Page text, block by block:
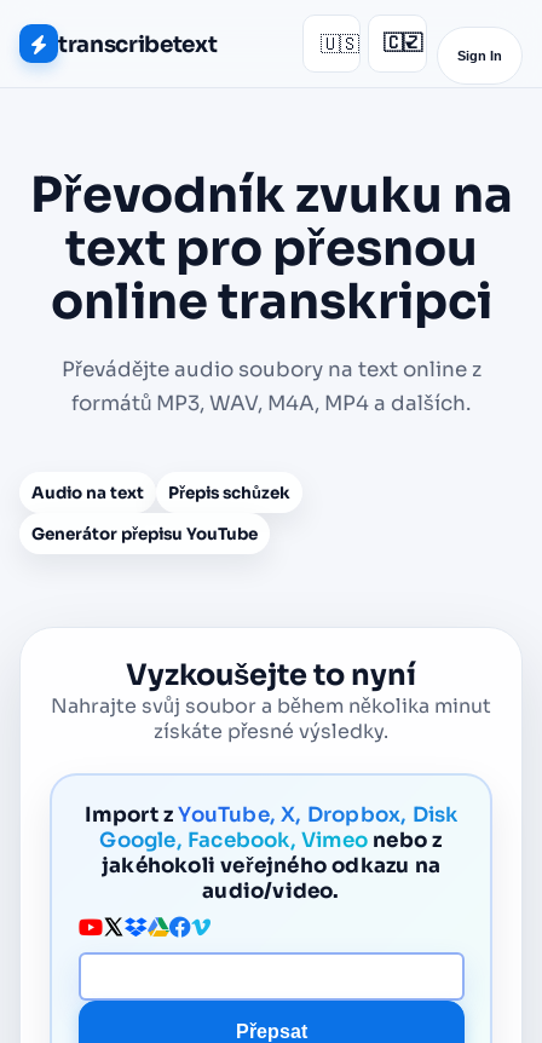
transcribetext 🇺🇸 🇨🇿
▾
Sign In
Převodník zvuku na
text pro přesnou
online transkripci
Převádějte audio soubory na text online z
formátů MP3, WAV, M4A, MP4 a dalších.
Audio na text
Přepis schůzek
Generátor přepisu YouTube
Vyzkoušejte to nyní
Nahrajte svůj soubor a během několika minut
získáte přesné výsledky.
Import zYouTube, X, Dropbox, Disk
Google, Facebook, Vimeo nebo z
jakéhokoli veřejného odkazu na
audio/video.
URL média
Přepsat